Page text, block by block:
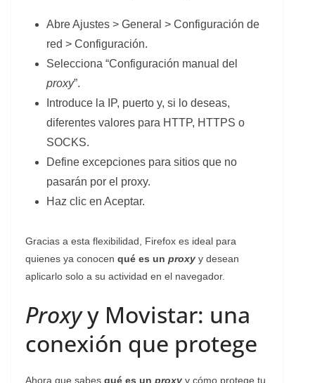
Abre Ajustes > General > Configuración de
red > Configuración.
Selecciona “Configuración manual del
proxy”.
Introduce la IP, puerto y, si lo deseas,
diferentes valores para HTTP, HTTPS o
SOCKS.
Define excepciones para sitios que no
pasarán por el proxy.
Haz clic en Aceptar.
Gracias a esta flexibilidad, Firefox es ideal para
quienes ya conocen qué es un proxy y desean
aplicarlo solo a su actividad en el navegador.
Proxyy Movistar: una
conexión que protege
Ahora que sabes qué es un proxy y cómo protege tu